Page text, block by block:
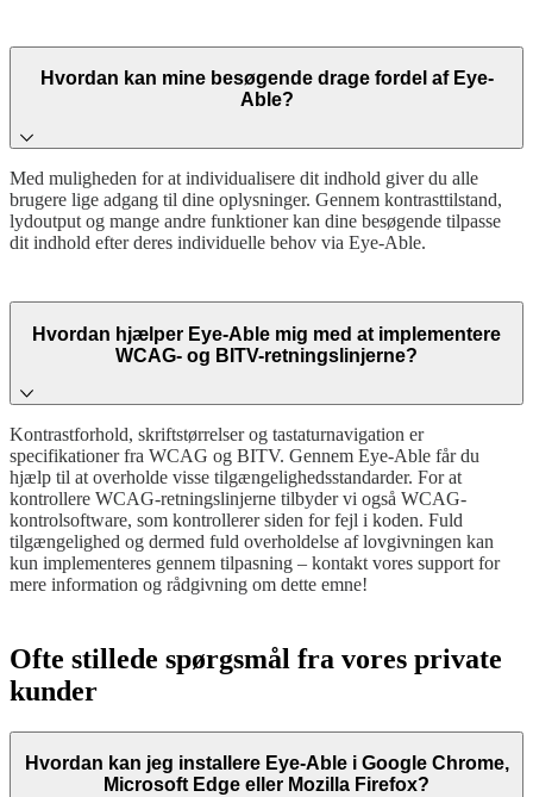
Hvordan kan mine besøgende drage fordel af Eye-
Able?
Med muligheden for at individualisere dit indhold giver du alle
brugere lige adgang til dine oplysninger. Gennem kontrasttilstand,
lydoutput og mange andre funktioner kan dine besøgende tilpasse
dit indhold efter deres individuelle behov via Eye-Able.
Hvordan hjælper Eye-Able mig med at implementere
WCAG- og BITV-retningslinjerne?
Kontrastforhold, skriftstørrelser og tastaturnavigation er
specifikationer fra WCAG og BITV. Gennem Eye-Able får du
hjælp til at overholde visse tilgængelighedsstandarder. For at
kontrollere WCAG-retningslinjerne tilbyder vi også WCAG-
kontrolsoftware, som kontrollerer siden for fejl i koden. Fuld
tilgængelighed og dermed fuld overholdelse af lovgivningen kan
kun implementeres gennem tilpasning – kontakt vores support for
mere information og rådgivning om dette emne!
Ofte stillede spørgsmål fra vores private
kunder
Hvordan kan jeg installere Eye-Able i Google Chrome,
Microsoft Edge eller Mozilla Firefox?